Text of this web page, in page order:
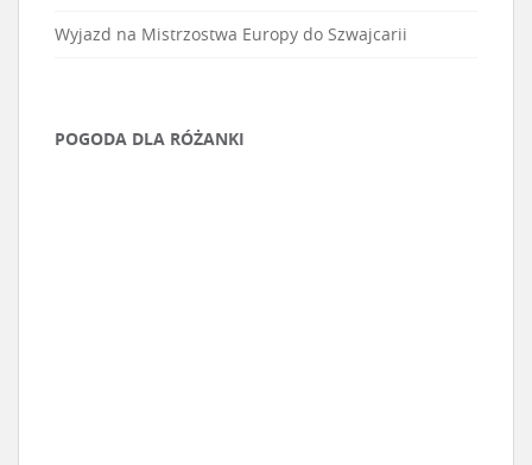
Wyjazd na Mistrzostwa Europy do Szwajcarii
POGODA DLA RÓŻANKI